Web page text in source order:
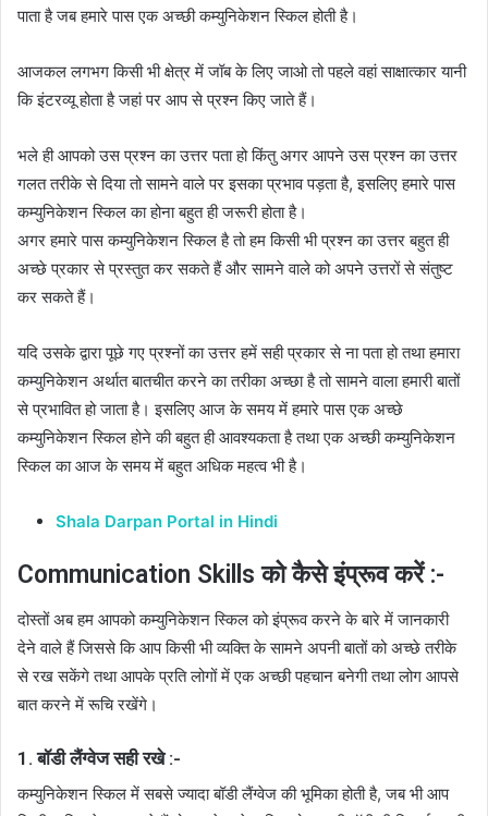
पाता है जब हमारे पास एक अच्छी कम्युनिकेशन स्किल होती है।
आजकल लगभग किसी भी क्षेत्र में जॉब के लिए जाओ तो पहले वहां साक्षात्कार यानी
कि इंटरव्यू होता है जहां पर आप से प्रश्न किए जाते हैं।
भले ही आपको उस प्रश्न का उत्तर पता हो किंतु अगर आपने उस प्रश्न का उत्तर
गलत तरीके से दिया तो सामने वाले पर इसका प्रभाव पड़ता है, इसलिए हमारे पास
कम्युनिकेशन स्किल का होना बहुत ही जरूरी होता है।
अगर हमारे पास कम्युनिकेशन स्किल है तो हम किसी भी प्रश्न का उत्तर बहुत ही
अच्छे प्रकार से प्रस्तुत कर सकते हैं और सामने वाले को अपने उत्तरों से संतुष्ट
कर सकते हैं।
यदि उसके द्वारा पूछे गए प्रश्नों का उत्तर हमें सही प्रकार से ना पता हो तथा हमारा
कम्युनिकेशन अर्थात बातचीत करने का तरीका अच्छा है तो सामने वाला हमारी बातों
से प्रभावित हो जाता है। इसलिए आज के समय में हमारे पास एक अच्छे
कम्युनिकेशन स्किल होने की बहुत ही आवश्यकता है तथा एक अच्छी कम्युनिकेशन
स्किल का आज के समय में बहुत अधिक महत्व भी है।
Shala Darpan Portal in Hindi
Communication Skills को कैसे इंप्रूव करें :-
दोस्तों अब हम आपको कम्युनिकेशन स्किल को इंप्रूव करने के बारे में जानकारी
देने वाले हैं जिससे कि आप किसी भी व्यक्ति के सामने अपनी बातों को अच्छे तरीके
से रख सकेंगे तथा आपके प्रति लोगों में एक अच्छी पहचान बनेगी तथा लोग आपसे
बात करने में रूचि रखेंगे।
1. बॉडी लैंग्वेज सही रखे :-
कम्युनिकेशन स्किल में सबसे ज्यादा बॉडी लैंग्वेज की भूमिका होती है, जब भी आप